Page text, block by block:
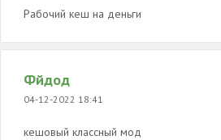
Рабочий кеш на деньги
Фйдод
04-12-2022 18:41
кешовый классный мод